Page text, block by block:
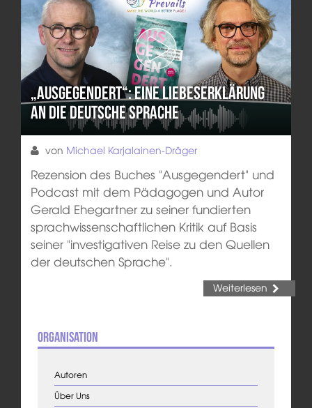
„Ausgegendert“: Eine Liebeserklärung
an die deutsche Sprache
von Michael Karjalainen-Dräger
Rezension des Buches "Ausgegendert" und
Podcast mit dem Pädagogen und Autor
Gerald Ehegartner zu seiner fundierten
sprachwissenschaftlichen Kritik auf Basis
seiner "investigativen Reise zu den Quellen
der deutschen Sprache".
Weiterlesen
Organisation
Autoren
Über Uns